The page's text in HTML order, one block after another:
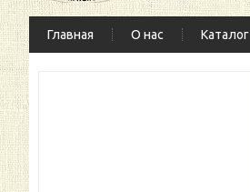
Главная О нас Каталог